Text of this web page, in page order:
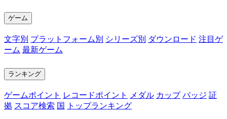
ゲーム
文字別 プラットフォーム別 シリーズ別 ダウンロード 注目ゲ
ーム 最新ゲーム
ランキング
ゲームポイント レコードポイント メダル カップ バッジ 証
拠 スコア検索 国 トップランキング